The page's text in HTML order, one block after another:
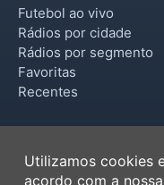
Futebol ao vivo
Rádios por cidade
Rádios por segmento
Favoritas
Recentes
Termos de Uso
Utilizamos cookies
acordo com a nossa